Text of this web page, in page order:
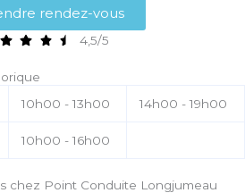
rendez-vous
4,5/5
10h00 - 13h00 14h00 - 19h00
10h00 - 16h00
chez Point Conduite Longjumeau